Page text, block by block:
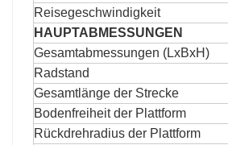
Reisegeschwindigkeit
HAUPTABMESSUNGEN
Gesamtabmessungen (LxBxH)
Radstand
Gesamtlänge der Strecke
Bodenfreiheit der Plattform
Rückdrehradius der Plattform